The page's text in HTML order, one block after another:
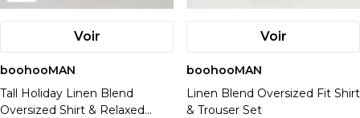
Voir
boohooMAN
Tall Holiday Linen Blend
Oversized Shirt & Relaxed
Voir
boohooMAN
Linen Blend Oversized Fit Shirt
& Trouser Set